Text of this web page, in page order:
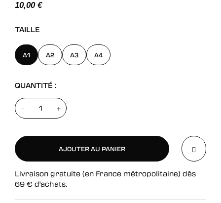
10,00 €
TAILLE
A1 A2 A3 A4
QUANTITÉ :
- +
AJOUTER AU PANIER
AJOUTER AU PANIER
Livraison gratuite (en France métropolitaine) dès
69 € d'achats.